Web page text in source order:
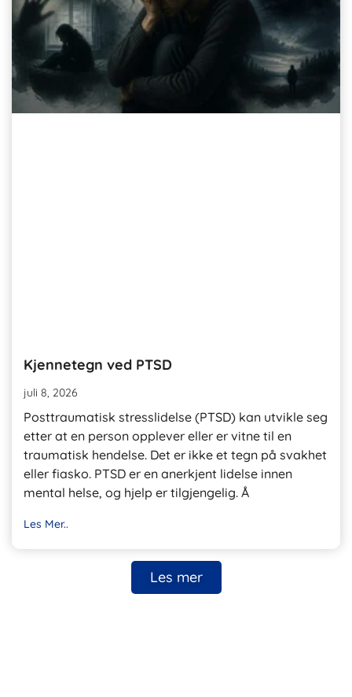
Kjennetegn ved PTSD
juli 8, 2026
Posttraumatisk stresslidelse (PTSD) kan utvikle seg
etter at en person opplever eller er vitne til en
traumatisk hendelse. Det er ikke et tegn på svakhet
eller fiasko. PTSD er en anerkjent lidelse innen
mental helse, og hjelp er tilgjengelig. Å
Les Mer..
Les mer